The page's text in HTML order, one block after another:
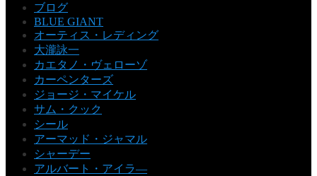
ブログ
BLUE GIANT
オーティス・レディング
大瀧詠一
カエタノ・ヴェローゾ
カーペンターズ
ジョージ・マイケル
サム・クック
シール
アーマッド・ジャマル
シャーデー
アルバート・アイラ―